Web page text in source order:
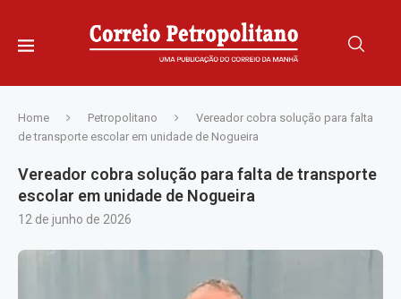
Home Petropolitano
Vereador cobra solução para falta
de transporte escolar em unidade de Nogueira
Vereador cobra solução para falta de transporte
escolar em unidade de Nogueira
12 de junho de 2026